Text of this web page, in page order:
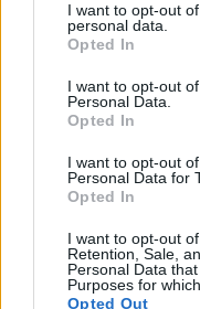
I want to opt-out
personal data.
Opted In
I want to opt-out
Personal Data.
Opted In
I want to opt-out
Personal Data for
Opted In
I want to opt-out
Retention, Sale,
Personal Data
Purposes for
Opted Out
2026. július 31.,
Migrációs
tízezer
spanyol